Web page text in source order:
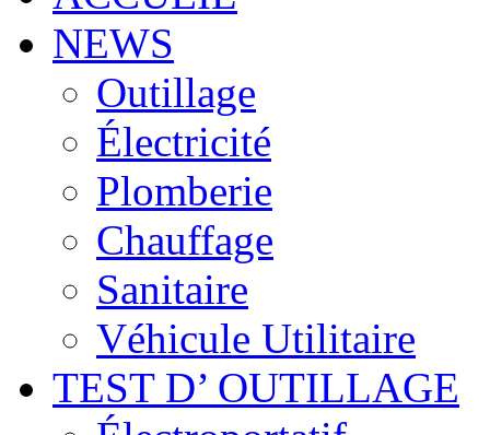
NEWS
Outillage
Électricité
Plomberie
Chauffage
Sanitaire
Véhicule Utilitaire
TEST D’ OUTILLAGE